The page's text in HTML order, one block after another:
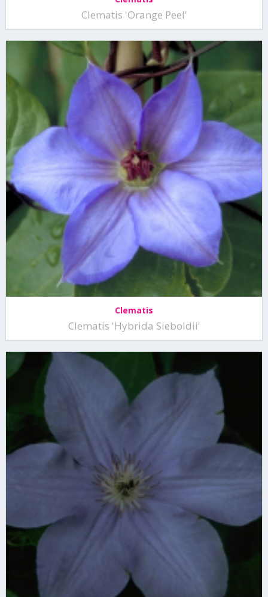
Clematis 'Orange Peel'
Clematis
Clematis 'Hybrida Sieboldii'